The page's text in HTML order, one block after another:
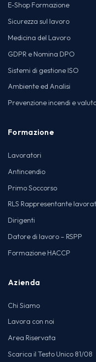
E-Shop Formazione
Sicurezza sul lavoro
Medicina del Lavoro
GDPR e Nomina DPO
Sistemi di gestione ISO
Ambiente ed Analisi
Prevenzione incendi e
Formazione
Lavoratori
Antincendio
Primo Soccorso
RLS Rappresentante
Dirigenti
Datore di lavoro – RSPP
Formazione HACCP
Azienda
Chi Siamo
Lavora con noi
Area Riservata
Scarica il Testo Unico 81/08